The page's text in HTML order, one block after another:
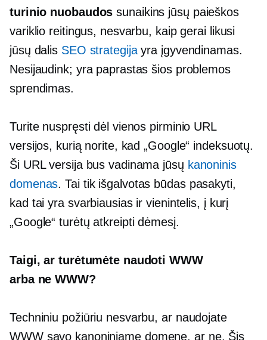
turinio nuobaudos sunaikins jūsų paieškos
variklio reitingus, nesvarbu, kaip gerai likusi
jūsų dalis SEO strategijayra įgyvendinamas.
Nesijaudink; yra paprastas šios problemos
sprendimas.
Turite nuspręsti dėl vienos pirminio URL
versijos, kurią norite, kad „Google“ indeksuotų.
Ši URL versija bus vadinama jūsų kanoninis
domenas. Tai tik išgalvotas būdas pasakyti,
kad tai yra svarbiausias ir vienintelis, į kurį
„Google“ turėtų atkreipti dėmesį.
Taigi, ar turėtumėte naudoti WWW
arba ne WWW?
Techniniu požiūriu nesvarbu, ar naudojate
WWW savo kanoniniame domene, ar ne. Šis